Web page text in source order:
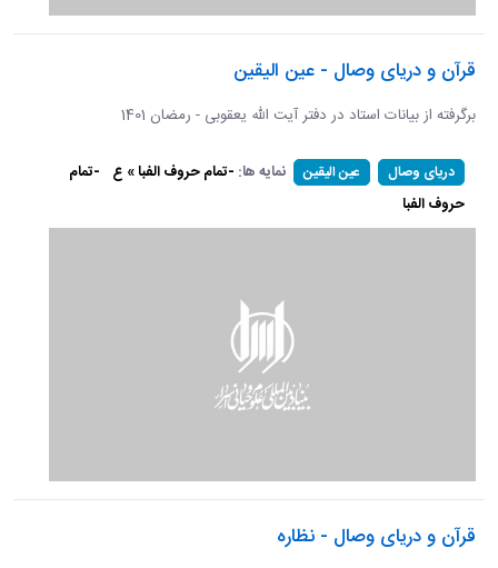
قرآن و دریای وصال - عین الیقین
برگرفته از بیانات استاد در دفتر آیت الله یعقوبی - رمضان 1401
دریای وصال عین الیقین نمایه ها: -تمام حروف الفبا » ع -تمام
حروف الفبا
قرآن و دریای وصال - نظاره